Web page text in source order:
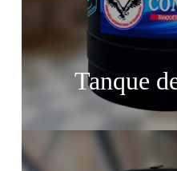
Tanque